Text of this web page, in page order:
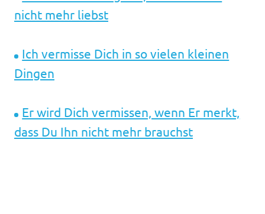
nicht mehr liebst
Ich vermisse Dich in so vielen kleinen
Dingen
Er wird Dich vermissen, wenn Er merkt,
dass Du Ihn nicht mehr brauchst